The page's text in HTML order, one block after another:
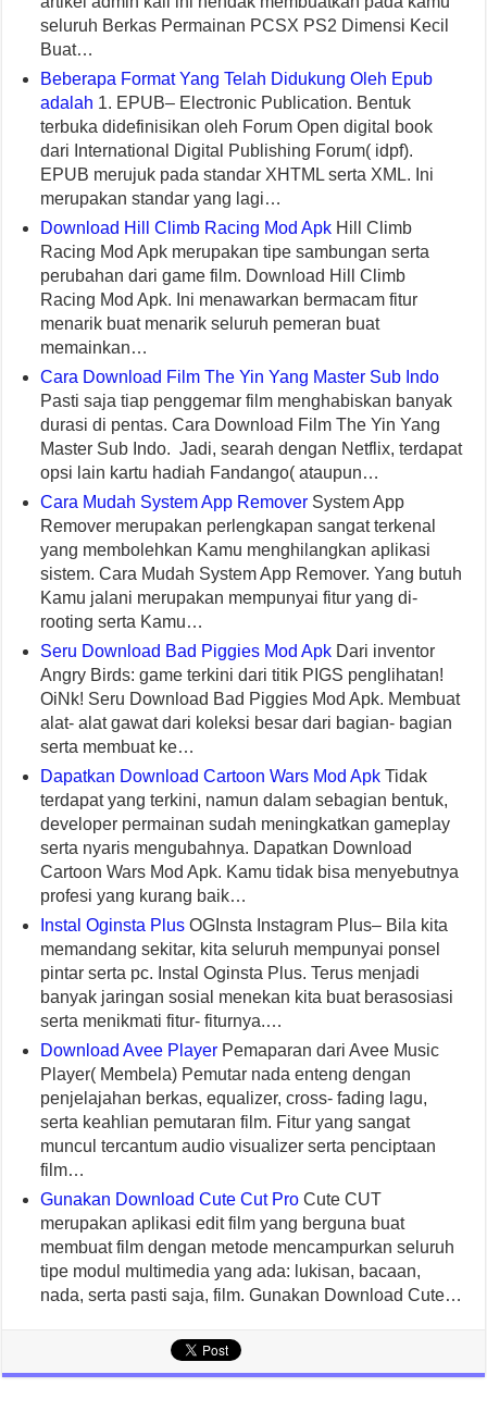
seluruh Berkas Permainan PCSX PS2 Dimensi Kecil
Buat…
Beberapa Format Yang Telah Didukung Oleh Epub
adalah 1. EPUB– Electronic Publication. Bentuk
terbuka didefinisikan oleh Forum Open digital book
dari International Digital Publishing Forum( idpf).
EPUB merujuk pada standar XHTML serta XML. Ini
merupakan standar yang lagi…
Download Hill Climb Racing Mod Apk Hill Climb
Racing Mod Apk merupakan tipe sambungan serta
perubahan dari game film. Download Hill Climb
Racing Mod Apk. Ini menawarkan bermacam fitur
menarik buat menarik seluruh pemeran buat
memainkan…
Cara Download Film The Yin Yang Master Sub Indo
Pasti saja tiap penggemar film menghabiskan banyak
durasi di pentas. Cara Download Film The Yin Yang
Master Sub Indo. Jadi, searah dengan Netflix, terdapat
opsi lain kartu hadiah Fandango( ataupun…
Cara Mudah System App Remover System App
Remover merupakan perlengkapan sangat terkenal
yang membolehkan Kamu menghilangkan aplikasi
sistem. Cara Mudah System App Remover. Yang butuh
Kamu jalani merupakan mempunyai fitur yang di-
rooting serta Kamu…
Seru Download Bad Piggies Mod Apk Dari inventor
Angry Birds: game terkini dari titik PIGS penglihatan!
OiNk! Seru Download Bad Piggies Mod Apk. Membuat
alat- alat gawat dari koleksi besar dari bagian- bagian
serta membuat ke…
Dapatkan Download Cartoon Wars Mod Apk Tidak
terdapat yang terkini, namun dalam sebagian bentuk,
developer permainan sudah meningkatkan gameplay
serta nyaris mengubahnya. Dapatkan Download
Cartoon Wars Mod Apk. Kamu tidak bisa menyebutnya
profesi yang kurang baik…
Instal Oginsta Plus OGInsta Instagram Plus– Bila kita
memandang sekitar, kita seluruh mempunyai ponsel
pintar serta pc. Instal Oginsta Plus. Terus menjadi
banyak jaringan sosial menekan kita buat berasosiasi
serta menikmati fitur- fiturnya.…
Download Avee Player Pemaparan dari Avee Music
Player( Membela) Pemutar nada enteng dengan
penjelajahan berkas, equalizer, cross- fading lagu,
serta keahlian pemutaran film. Fitur yang sangat
muncul tercantum audio visualizer serta penciptaan
film…
Gunakan Download Cute Cut Pro Cute CUT
merupakan aplikasi edit film yang berguna buat
membuat film dengan metode mencampurkan seluruh
tipe modul multimedia yang ada: lukisan, bacaan,
nada, serta pasti saja, film. Gunakan Download Cute…